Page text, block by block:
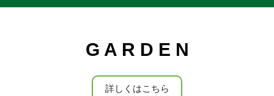
G A R D E N
詳しくはこちら